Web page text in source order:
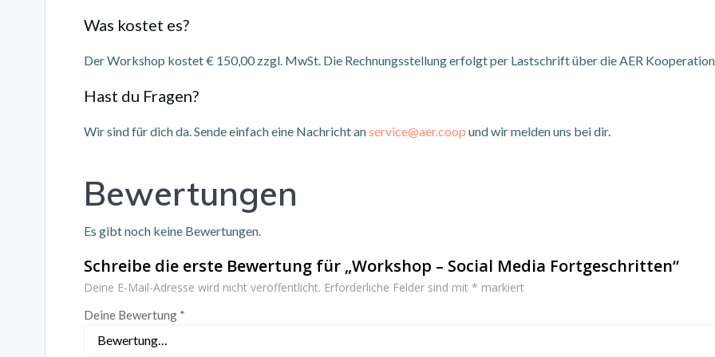
Was kostet es?
Der Workshop kostet € 150,00 zzgl. MwSt. Die Rechnungsstellung erfolgt per Lastschrift über die AER
Hast du Fragen?
Wir sind für dich da. Sende einfach eine Nachricht anservice@aer.coop und wir melden uns bei dir.
Bewertungen
Es gibt noch keine Bewertungen.
Schreibe die erste Bewertung für „Workshop – Social Media Fortgeschritten“
Deine E-Mail-Adresse wird nicht veröffentlicht. Erforderliche Felder sind mit * markiert
Deine Bewertung *